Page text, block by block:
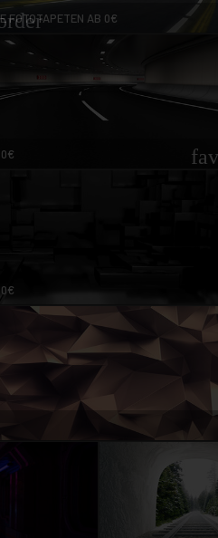
FOTOTAPETEN AB 0€